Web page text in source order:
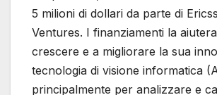
5 milioni di dollari da parte di
Ventures. I finanziamenti la
crescere e a migliorare la sua
tecnologia di visione informatica
principalmente per analizzare e